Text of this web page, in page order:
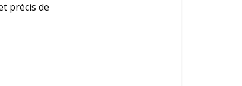
précis de